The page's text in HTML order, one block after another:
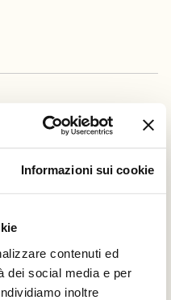
Informazioni sui cookie
contenuti ed
dei social media e per
inoltre